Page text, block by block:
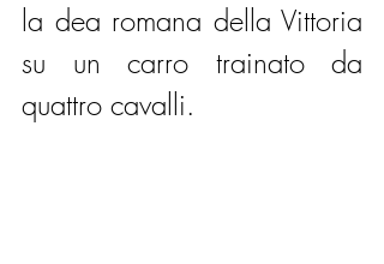
la dea romana della Vittoria
su un carro trainato da
quattro cavalli.